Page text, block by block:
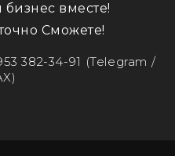
вместе!
Сможете!
382-34-91 (Telegram /